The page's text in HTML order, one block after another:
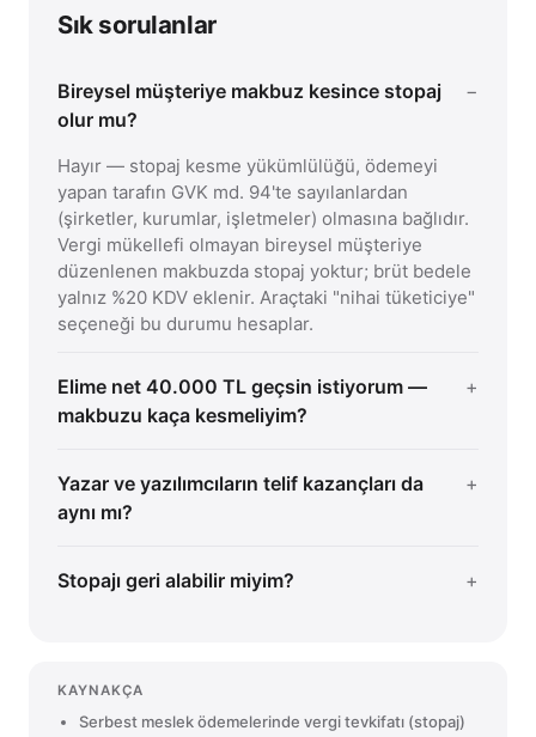
Sık sorulanlar
Bireysel müşteriye makbuz kesince stopaj
olur mu?
Hayır — stopaj kesme yükümlülüğü, ödemeyi
yapan tarafın GVK md. 94'te sayılanlardan
(şirketler, kurumlar, işletmeler) olmasına bağlıdır.
Vergi mükellefi olmayan bireysel müşteriye
düzenlenen makbuzda stopaj yoktur; brüt bedele
yalnız %20 KDV eklenir. Araçtaki "nihai tüketiciye"
seçeneği bu durumu hesaplar.
Elime net 40.000 TL geçsin istiyorum —
makbuzu kaça kesmeliyim?
Yazar ve yazılımcıların telif kazançları da
aynı mı?
Stopajı geri alabilir miyim?
KAYNAKÇA
Serbest meslek ödemelerinde vergi tevkifatı (stopaj)